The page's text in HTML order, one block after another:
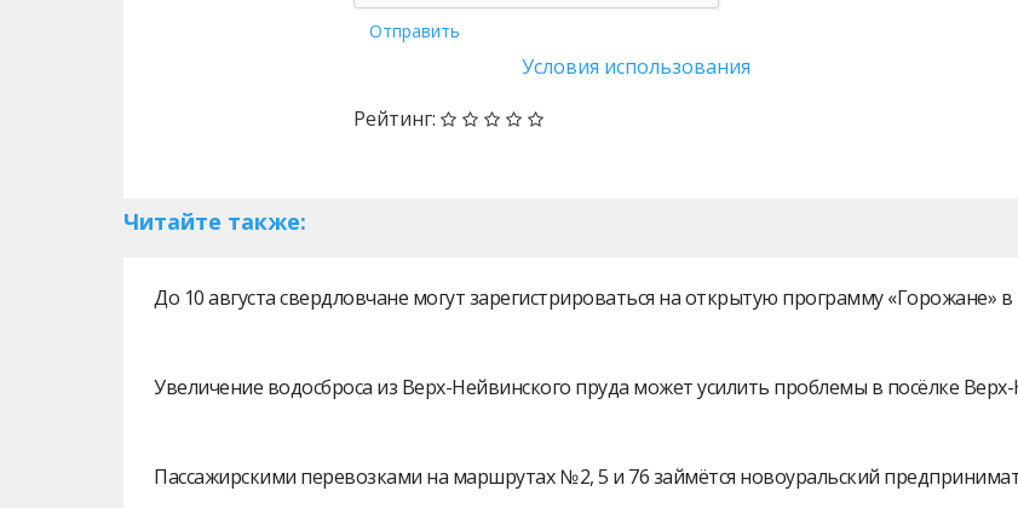
Отправить
Условия использования
Рейтинг:
Читайте также:
До 10 августа свердловчане могут зарегистрироваться на открытую программу
Увеличение водосброса из Верх-Нейвинского пруда может усилить проблемы в посёлке
Пассажирскими перевозками на маршрутах № 2, 5 и 76 займётся новоуральский